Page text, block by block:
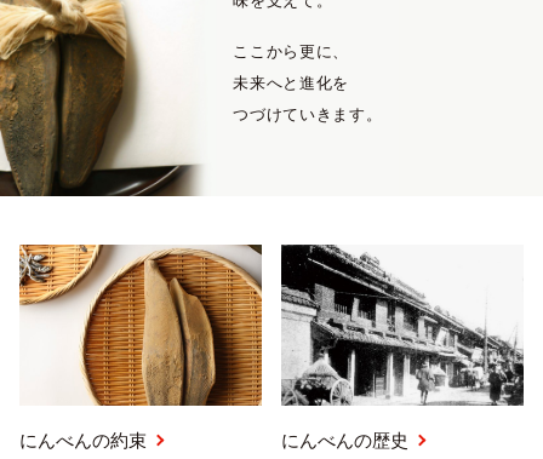
English
プライバシーポリシー
サイトポリシー
サイトマップ
ここから更に、
未来へと進化を
つづけていきます。
にんべんの約束 にんべんの歴史